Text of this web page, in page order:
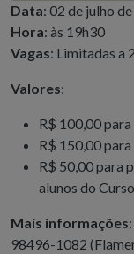
Data: 02 de julho
Hora: às 19h30
Vagas: Limitadas a
Valores:
R$ 100,00
R$ 150,00 para
R$ 50,00 para
alunos do
Mais informações:
98496-1082